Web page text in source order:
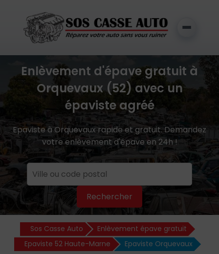
Enlèvement d'épave gratuit à
Orquevaux (52) avec un
épaviste agréé
Epaviste à Orquevaux rapide et gratuit. Demandez
votre enlèvement d'épave en 24h !
Rechercher
Sos Casse Auto
Enlèvement épave gratuit
Epaviste 52 Haute-Marne
Epaviste Orquevaux